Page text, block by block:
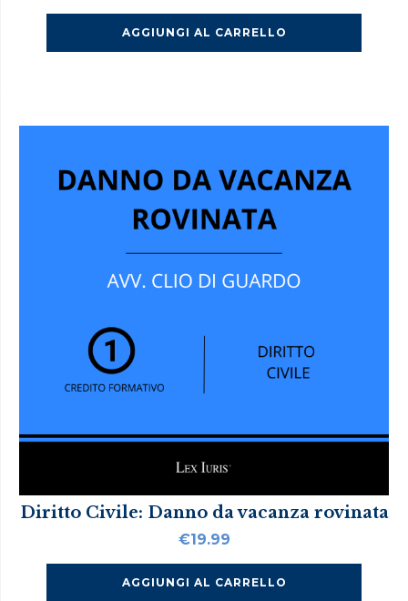
AGGIUNGI AL CARRELLO
Diritto Civile: Danno da vacanza rovinata
€19.99
AGGIUNGI AL CARRELLO